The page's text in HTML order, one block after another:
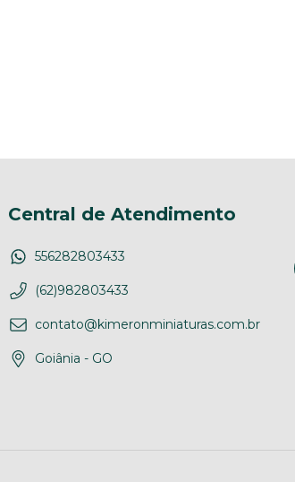
Central de Atendimento
556282803433
(62)982803433
contato@kimeronminiaturas.com.br
Goiânia - GO